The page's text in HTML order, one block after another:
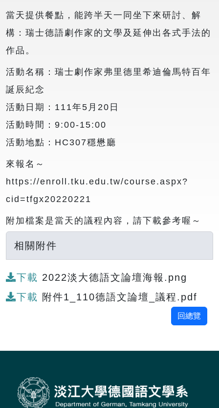
當天提供餐點，能跨半天一同坐下來研討、解
構：瑞士德語劇作家的文學及延伸出各式手法的
作品。
活動名稱：瑞士劇作家弗里德里希迪倫馬特百年
誕辰紀念
活動日期：111年5月20日
活動時間：9:00-15:00
活動地點：HC307穩懋廳
來報名～
https://enroll.tku.edu.tw/course.aspx?
cid=tfgx20220221
附加檔案是當天的議程內容，請下載參考喔～
相關附件
下載 2022淡大德語文論壇海報.png
下載 附件1_110德語文論壇_議程.pdf
回總覽